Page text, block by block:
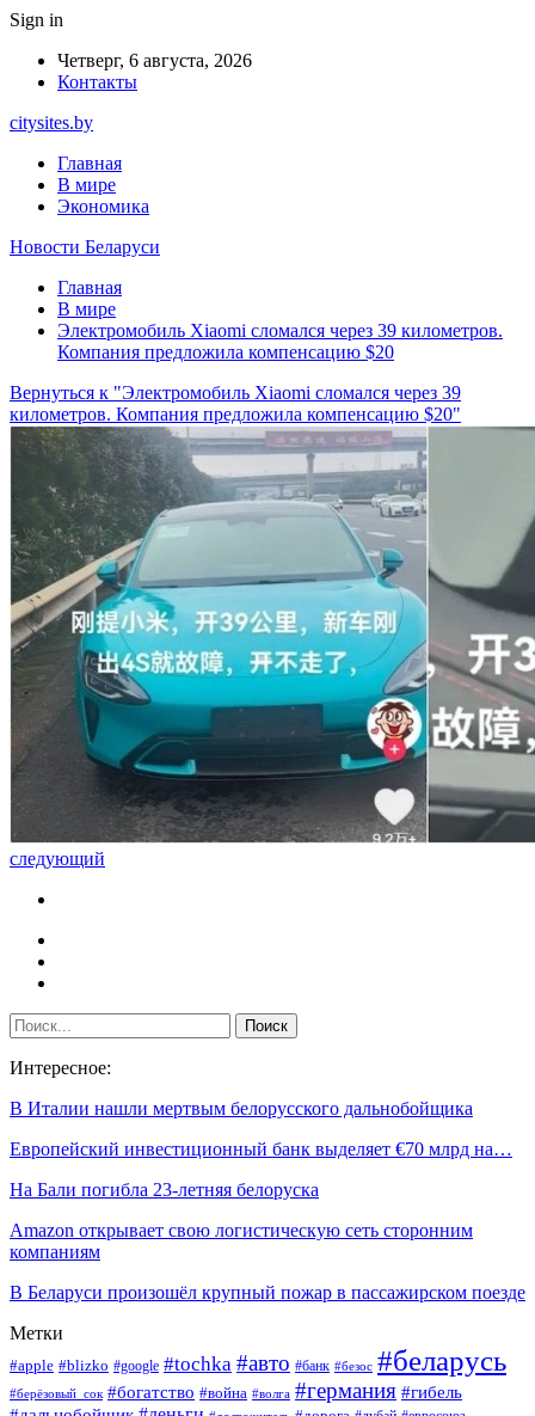
Sign in
Четверг, 6 августа, 2026
Контакты
citysites.by
Главная
В мире
Экономика
Новости Беларуси
Главная
В мире
Электромобиль Xiaomi сломался через 39 километров.
Компания предложила компенсацию $20
Вернуться к "Электромобиль Xiaomi сломался через 39
километров. Компания предложила компенсацию $20"
следующий
Интересное:
В Италии нашли мертвым белорусского дальнобойщика
Европейский инвестиционный банк выделяет €70 млрд на…
На Бали погибла 23-летняя белоруска
Amazon открывает свою логистическую сеть сторонним
компаниям
В Беларуси произошёл крупный пожар в пассажирском поезде
Метки
#apple #blizko #google #tochka #авто #банк #безос #беларусь
#берёзовый_сок #богатство #война #волга #германия #гибель